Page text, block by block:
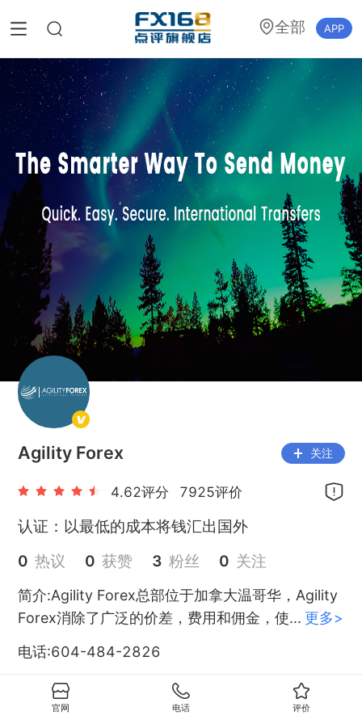
全部 APP
Agility Forex 关注
4.62评分 7925评价
认证： 以最低的成本将钱汇出国外
0 热议 0 获赞 3 粉丝 0 关注
简介:Agility Forex总部位于加拿大温哥华，Agility
Forex消除了广泛的价差，费用和佣金，使... 更多>
电话:604-484-2826
careers@agilityforex.com
https://agilityforex.com
官网 电话 评价